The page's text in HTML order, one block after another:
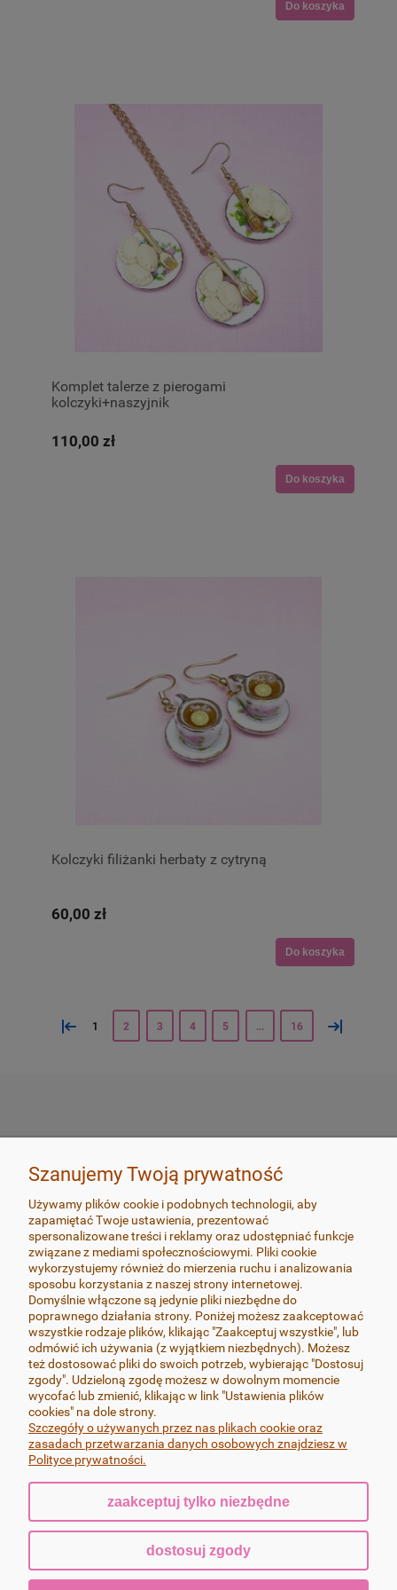
Do koszyka
Komplet talerze z pierogami
kolczyki+naszyjnik
110,00 zł
Do koszyka
Kolczyki filiżanki herbaty z cytryną
60,00 zł
Do koszyka
« 1 2 3 4 5 ... 16 »
SKLEP
ZAMÓWIENIA
MOJE KONTO
SOCIAL MEDIA
Wszystkie produkty wykonywane są z dbałością o najdrobniejsze
szczegóły, przy zachowaniu najwyższej jakości i estetyki oraz
wykończenia, zapewniającego ich trwałość. Pracuję wyłącznie na
najlepszych dostępnych na rynku masach termoutwardzalnych FIMO i
Cernit, bigle i sztyfty w kolczykach wykonane są ze stali chirurgicznej-nie
uczulają.
Sklep internetowy Shoper.pl
Szanujemy Twoją prywatność
Używamy plików cookie i podobnych technologii, aby
zapamiętać Twoje ustawienia, prezentować
spersonalizowane treści i reklamy oraz udostępniać funkcje
związane z mediami społecznościowymi. Pliki cookie
wykorzystujemy również do mierzenia ruchu i analizowania
sposobu korzystania z naszej strony internetowej.
Domyślnie włączone są jedynie pliki niezbędne do
poprawnego działania strony. Poniżej możesz zaakceptować
wszystkie rodzaje plików, klikając "Zaakceptuj wszystkie", lub
odmówić ich używania (z wyjątkiem niezbędnych). Możesz
też dostosować pliki do swoich potrzeb, wybierając "Dostosuj
zgody". Udzieloną zgodę możesz w dowolnym momencie
wycofać lub zmienić, klikając w link "Ustawienia plików
cookies" na dole strony.
Szczegóły o używanych przez nas plikach cookie oraz
zasadach przetwarzania danych osobowych znajdziesz w
Polityce prywatności.
zaakceptuj tylko niezbędne
dostosuj zgody